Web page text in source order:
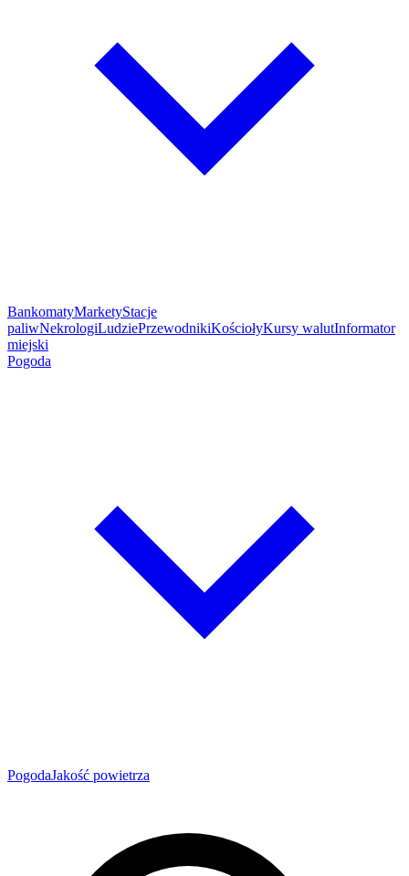
BankomatyMarketyStacje
paliwNekrologiLudziePrzewodnikiKościołyKursy walutInformator
miejski
Pogoda
PogodaJakość powietrza